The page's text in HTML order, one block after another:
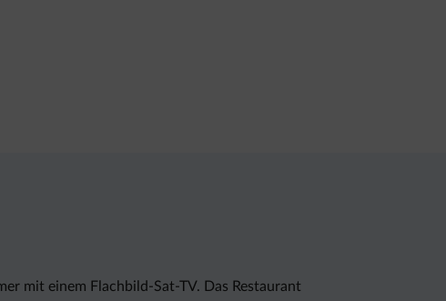
mit einem Flachbild-Sat-TV. Das Restaurant